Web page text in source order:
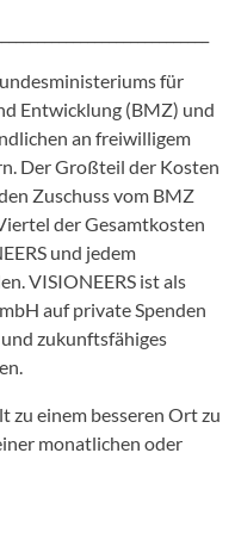
für
Entwicklung (BMZ) und
an freiwilligem
Der Großteil der Kosten
Zuschuss vom BMZ
der Gesamtkosten
und jedem
VISIONEERS ist als
auf private Spenden
zukunftsfähiges
zu einem besseren Ort zu
monatlichen oder